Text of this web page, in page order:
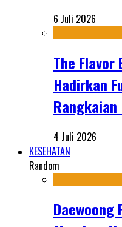
6 Juli 2026
The Flavor
Hadirkan
Rangkaian
4 Juli 2026
KESEHATAN
Random